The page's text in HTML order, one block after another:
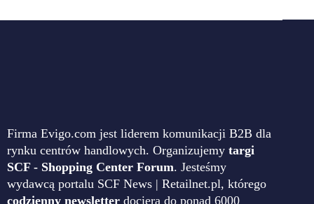
Firma Evigo.com jest liderem komunikacji B2B dla
rynku centrów handlowych. Organizujemy targi
SCF - Shopping Center Forum. Jesteśmy
wydawcą portalu SCF News | Retailnet.pl, którego
codzienny newsletter dociera do ponad 6000